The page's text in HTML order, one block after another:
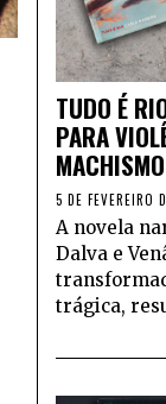
TUDO É
PARA
MACHISMO
5 DE FEVEREIRO
A novela
Dalva e
trágica,